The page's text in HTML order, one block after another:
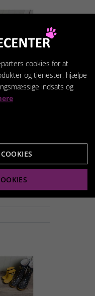
cm
kr.
cookies for at
og tjenester, hjælpe
indsats og